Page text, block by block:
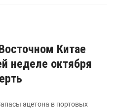
Китае
неделе октября
ацетона в портовых